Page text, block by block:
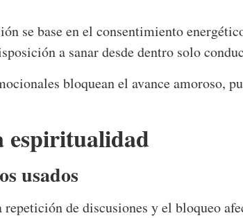
se base en el consentimiento
a sanar desde dentro solo
bloquean el avance amoroso,
espiritualidad
usados
de discusiones y el bloqueo